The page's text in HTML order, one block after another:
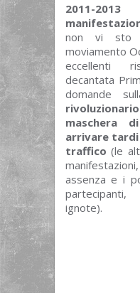
2011-
non vi sto
moviamento
eccellenti
decantata
domande
maschera
arrivare tardi
traffico(le
assenza e i
ignote).